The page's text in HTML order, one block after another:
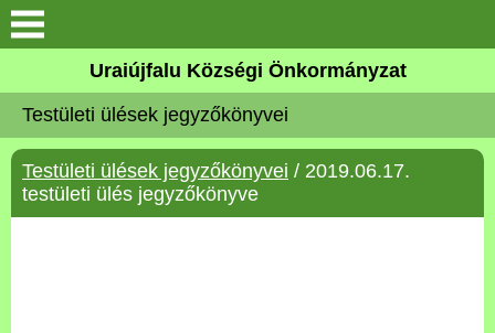
Köszöntő
Elérhetőségek
Uraiújfalu
Uraiújfalu Községi Önkormányzat
Testületi ülések jegyzőkönyvei
Testületi ülések jegyzőkönyvei / 2019.06.17.
testületi ülés jegyzőkönyve